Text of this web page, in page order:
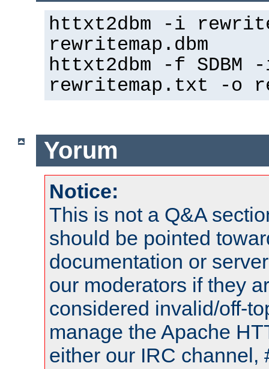
httxt2dbm -i
rewritemap.dbm
httxt2dbm -f SDBM
rewritemap.txt -o
Yorum
Notice:
This is not a Q&A
should be pointed
documentation or
our moderators if they
considered invalid/off-
manage the Apache
either our IRC channel,